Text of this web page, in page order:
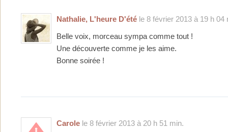
Nathalie, L'heure D'été le 8 février 2013 à 19 h 04
Belle voix, morceau sympa comme tout !
Une découverte comme je les aime.
Bonne soirée !
Carole le 8 février 2013 à 20 h 51 min.